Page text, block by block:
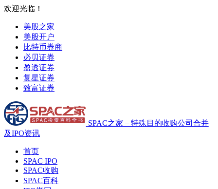
欢迎光临！
美股之家
美股开户
比特币券商
必贝证券
盈透证券
复星证券
致富证券
SPAC之家 – 特殊目的收购公司合并
及IPO资讯
首页
SPAC IPO
SPAC收购
SPAC百科